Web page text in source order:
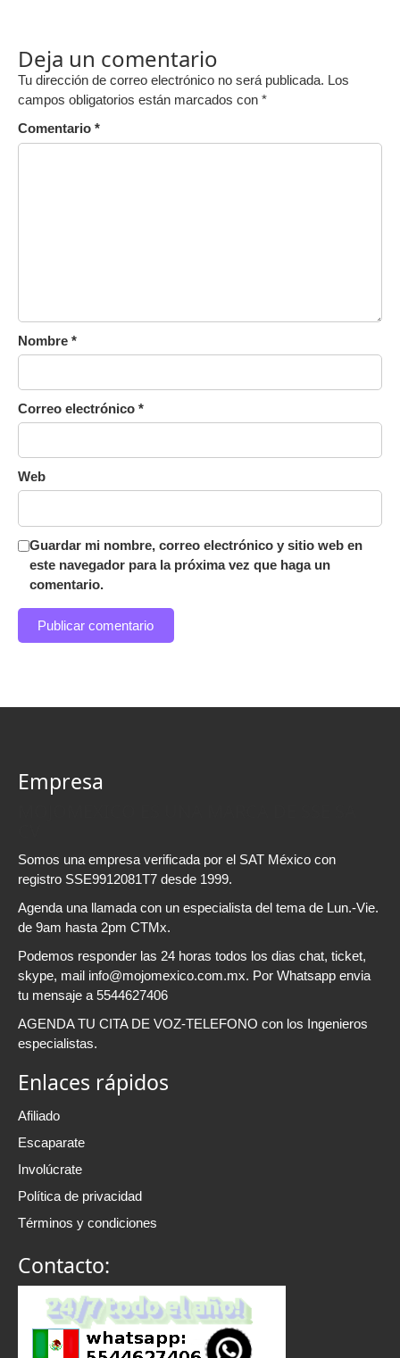
Deja un comentario
Tu dirección de correo electrónico no será publicada. Los
campos obligatorios están marcados con *
Comentario *
Nombre *
Correo electrónico *
Web
Guardar mi nombre, correo electrónico y sitio web en
este navegador para la próxima vez que haga un
comentario.
Empresa
Somos una empresa verificada por el SAT México con
registro SSE9912081T7 desde 1999.
Agenda una llamada con un especialista del tema de Lun.-Vie.
de 9am hasta 2pm CTMx.
Podemos responder las 24 horas todos los dias chat, ticket,
skype, mail info@mojomexico.com.mx. Por Whatsapp envia
tu mensaje a 5544627406
AGENDA TU CITA DE VOZ-TELEFONO con los Ingenieros
especialistas.
Enlaces rápidos
Afiliado
Escaparate
Involúcrate
Política de privacidad
Términos y condiciones
Contacto: